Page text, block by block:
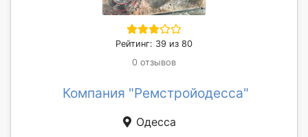
Рейтинг: 39 из 80
0 отзывов
Компания "Ремстройодесса"
Одесса